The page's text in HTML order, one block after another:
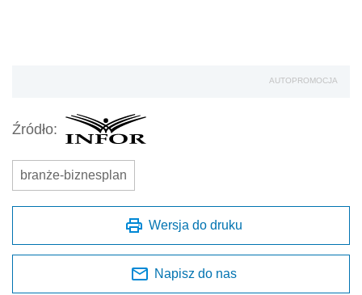
AUTOPROMOCJA
Źródło:
branże-biznesplan
Wersja do druku
Napisz do nas